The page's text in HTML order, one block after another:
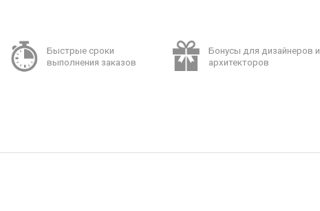
Быстрые сроки
выполнения заказов
Бонусы для дизайнеров и
архитекторов